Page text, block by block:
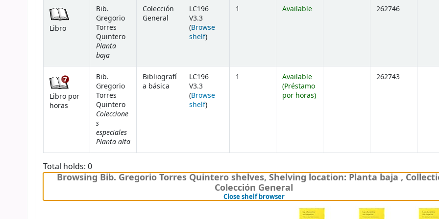
Libro
Bib.
Gregorio
Torres
Quintero
Planta
baja
Colección
General
LC196
V3.3
(Browse
shelf(Opens below)
)
1 Available 262746
Libro por
horas
Bib.
Gregorio
Torres
Quintero
Coleccione
s
especiales
Planta alta
Bibliografí
a básica
LC196
V3.3
(Browse
shelf(Opens below)
)
1
Available
(Préstamo
por horas)
262743
Total holds: 0
Browsing Bib. Gregorio Torres Quintero shelves,Shelving location:Planta baja ,
Colección General
Close shelf browser(Hides shelf browser)